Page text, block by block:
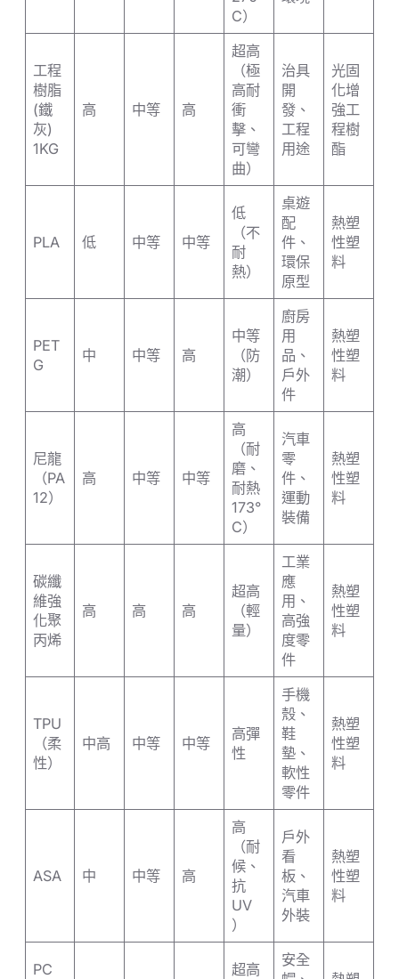
C）
工程
樹脂
(鐵
灰)
1KG
高 中等 高
超高
（極
高耐
衝
擊、
可彎
曲）
治具
開
發、
工程
用途
光固
化增
強工
程樹
酯
PLA 低 中等 中等
低
（不
耐
熱）
桌遊
配
件、
環保
原型
熱塑
性塑
料
PET
G
中 中等 高
中等
（防
潮）
廚房
用
品、
戶外
件
熱塑
性塑
料
尼龍
（PA
12）
高 中等 中等
高
（耐
磨、
耐熱
173°
C）
汽車
零
件、
運動
裝備
熱塑
性塑
料
碳纖
維強
化聚
丙烯
高 高 高
超高
（輕
量）
工業
應
用、
高強
度零
件
熱塑
性塑
料
TPU
（柔
性）
中高 中等 中等
高彈
性
手機
殼、
鞋
墊、
軟性
零件
熱塑
性塑
料
ASA 中 中等 高
高
（耐
候、
抗
UV
）
戶外
看
板、
汽車
外裝
熱塑
性塑
料
PC 超高
安全